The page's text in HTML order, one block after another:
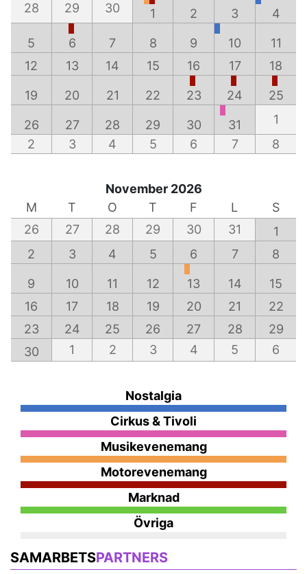
28
29 30 1 2 3 4
5 6 7 8 9 10
11
12
13 14 15 16 17 18
19 20 21 22 23 24 25
26 27 28 29 30 31
1
2
3 4 5 6 7 8
November 2026
M
T O T F L
S
26
27 28 29 30 31
1
2
3 4 5 6 7 8
9 10 11 12 13 14
15
16
17 18 19 20 21
22
23
24 25 26 27 28
29
30
1 2 3 4 5 6
Nostalgia
Cirkus & Tivoli
Musikevenemang
Motorevenemang
Marknad
Övriga
SAMARBETSPARTNERS